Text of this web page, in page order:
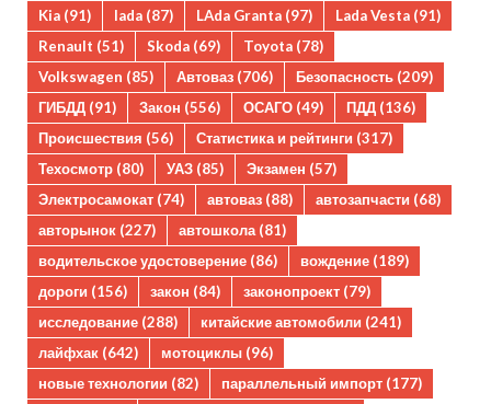
Kia (91) lada (87) LAda Granta (97) Lada Vesta (91)
Renault (51) Skoda (69) Toyota (78)
Volkswagen (85) Автоваз (706) Безопасность (209)
ГИБДД (91) Закон (556) ОСАГО (49) ПДД (136)
Происшествия (56) Статистика и рейтинги (317)
Техосмотр (80) УАЗ (85) Экзамен (57)
Электросамокат (74) автоваз (88) автозапчасти (68)
авторынок (227) автошкола(81)
водительское удостоверение (86) вождение (189)
дороги (156) закон (84) законопроект (79)
исследование (288) китайские автомобили (241)
лайфхак (642) мотоциклы (96)
новые технологии (82) параллельный импорт (177)